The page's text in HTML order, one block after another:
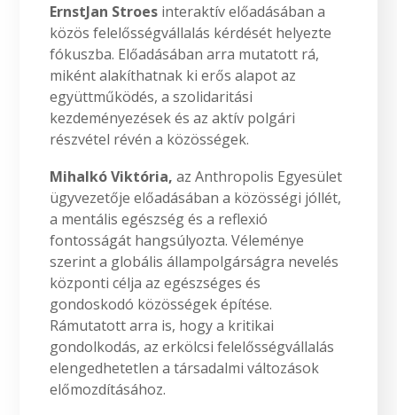
ErnstJan Stroes interaktív előadásában a
közös felelősségvállalás kérdését helyezte
fókuszba. Előadásában arra mutatott rá,
miként alakíthatnak ki erős alapot az
együttműködés, a szolidaritási
kezdeményezések és az aktív polgári
részvétel révén a közösségek.
Mihalkó Viktória, az Anthropolis Egyesület
ügyvezetője előadásában a közösségi jóllét,
a mentális egészség és a reflexió
fontosságát hangsúlyozta. Véleménye
szerint a globális állampolgárságra nevelés
központi célja az egészséges és
gondoskodó közösségek építése.
Rámutatott arra is, hogy a kritikai
gondolkodás, az erkölcsi felelősségvállalás
elengedhetetlen a társadalmi változások
előmozdításához.